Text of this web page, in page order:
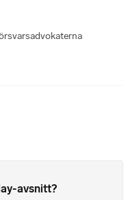
avsnitt?